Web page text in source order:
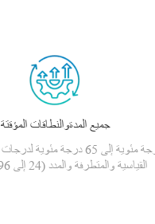
جميع المدةوالنطاقات المؤقتة
القياسية والمتطرفة والمدد (24 إلى 196 ساعة)